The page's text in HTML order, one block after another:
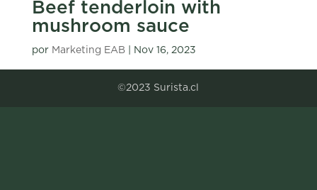
Beef tenderloin with
mushroom sauce
por Marketing EAB| Nov 16, 2023
©2023 Surista.cl